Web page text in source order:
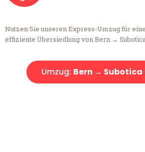
Nutzen Sie unseren Express-Umzug für
effiziente Übersiedlung von Bern →
Umzug: Bern → Subotica